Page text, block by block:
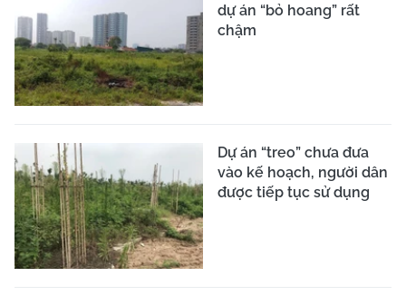
dự án “bỏ hoang” rất
chậm
Dự án “treo” chưa đưa
vào kế hoạch, người dân
được tiếp tục sử dụng